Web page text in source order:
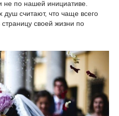
не по нашей инициативе.
душ считают, что чаще всего
своей жизни по